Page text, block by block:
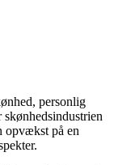
personlig
opvækst på en